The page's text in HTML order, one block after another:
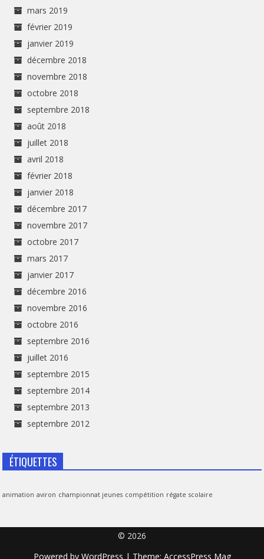
mars 2019
février 2019
janvier 2019
décembre 2018
novembre 2018
octobre 2018
septembre 2018
août 2018
juillet 2018
avril 2018
février 2018
janvier 2018
décembre 2017
novembre 2017
octobre 2017
mars 2017
janvier 2017
décembre 2016
novembre 2016
octobre 2016
septembre 2016
juillet 2016
septembre 2015
septembre 2014
septembre 2013
septembre 2012
ÉTIQUETTES
animation aviron championnat jeunes compétition régate scolaire
© 2026
Powered by WordPress | Theme: AccessPress Mag